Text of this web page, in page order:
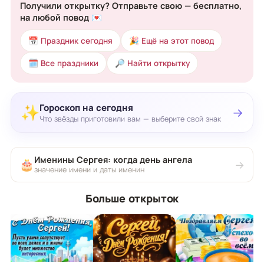
Получили открытку? Отправьте свою — бесплатно,
на любой повод 💌
📅 Праздник сегодня 🎉 Ещё на этот повод
🗓 Все праздники 🔎 Найти открытку
✨Гороскоп на сегодня
Что звёзды приготовили вам — выберите свой знак →
🎂 Именины Сергея: когда день ангела
значение имени и даты именин →
Больше открыток